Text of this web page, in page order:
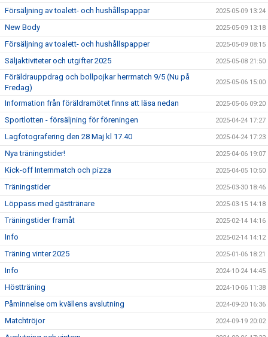
Försäljning av toalett- och hushållspappar 2025-05-09 13:24
New Body 2025-05-09 13:18
Försäljning av toalett- och hushållspapper 2025-05-09 08:15
Säljaktiviteter och utgifter 2025 2025-05-08 21:50
Föräldrauppdrag och bollpojkar herrmatch 9/5 (Nu på
Fredag)
2025-05-06 15:00
Information från föräldramötet finns att läsa nedan 2025-05-06 09:20
Sportlotten - försäljning för föreningen 2025-04-24 17:27
Lagfotografering den 28 Maj kl 17.40 2025-04-24 17:23
Nya träningstider! 2025-04-06 19:07
Kick-off Internmatch och pizza 2025-04-05 10:50
Träningstider 2025-03-30 18:46
Löppass med gästtränare 2025-03-15 14:18
Träningstider framåt 2025-02-14 14:16
Info 2025-02-14 14:12
Träning vinter 2025 2025-01-06 18:21
Info 2024-10-24 14:45
Höstträning 2024-10-06 11:38
Påminnelse om kvällens avslutning 2024-09-20 16:36
Matchtröjor 2024-09-19 20:02